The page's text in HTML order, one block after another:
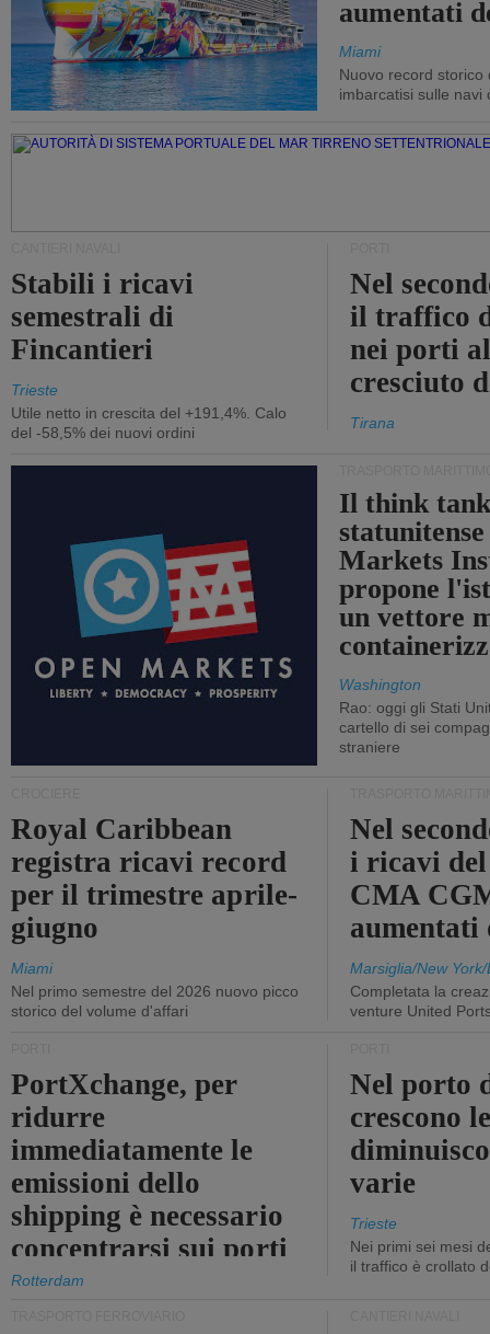
aumentati
Miami
Nuovo record storico
imbarcatisi sulle navi
Stabili i ricavi
semestrali di
Fincantieri
Trieste
Utile netto in crescita del +191,4%. Calo
del -58,5% dei nuovi ordini
Nel
il traffico
nei porti
cresciuto
Tirana
Il think
Markets
propone
un vettore
Washington
Rao: oggi gli Stati
cartello di sei
straniere
Royal Caribbean
registra ricavi record
per il trimestre aprile-
giugno
Miami
Nel primo semestre del 2026 nuovo picco
storico del volume d'affari
Nel
i ricavi
CMA
aumentati
Marsiglia/New
Completata la
venture United
PortXchange, per
ridurre
immediatamente le
emissioni dello
shipping è necessario
concentrarsi sui porti
Rotterdam
Nel porto
crescono
varie
Trieste
Nei primi sei mesi
il traffico è crollato